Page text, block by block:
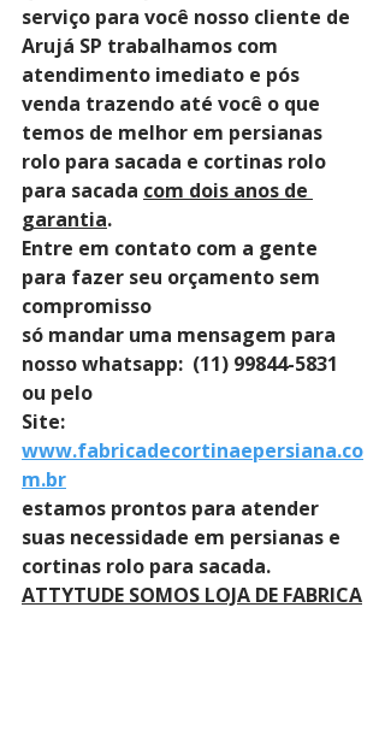
serviço para você nosso cliente de
Arujá SP trabalhamos com
atendimento imediato e pós
venda trazendo até você o que
temos de melhor em persianas
rolo para sacada e cortinas rolo
para sacada com dois anos de
garantia.
Entre em contato com a gente
para fazer seu orçamento sem
compromisso
só mandar uma mensagem para
nosso whatsapp:  (11) 99844-5831
ou pelo
Site:
www.fabricadecortinaepersiana.co
m.br
estamos prontos para atender
suas necessidade em persianas e
cortinas rolo para sacada.
ATTYTUDE SOMOS LOJA DE FABRICA